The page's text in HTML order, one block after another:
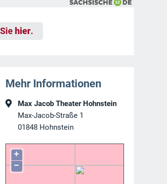
hier.
Mehr Informationen
Max Jacob Theater Hohnstein
Max-Jacob-Straße 1
01848 Hohnstein
+
−